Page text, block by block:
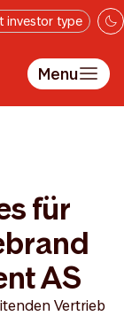
investor type
Menu
für
AS
Vertrieb